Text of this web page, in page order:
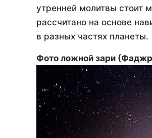
утренней молитвы стоит
рассчитано на основе
в разных частях планеты.
Фото ложной зари